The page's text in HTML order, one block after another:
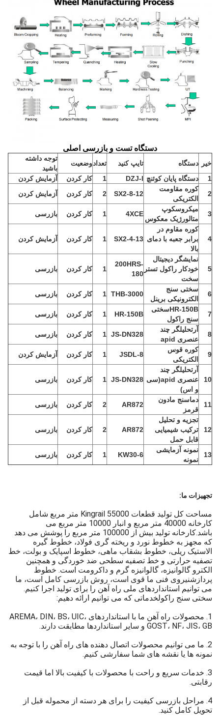
دستگاه تست و بازرسی اصلی
خیر دستگاه تایپ کنید تعدادوضعیت
توجه داشته
باشید
1
دستگاه پایان کوئنچ DZJ-I
1 کار کردن
آزمایش کردن
2
کوره مقاومت
الکتریکی
SX2-8-12
2 کار کردن آزمایش کردن
3
میکروسکوپ
متالورژیک معکوس
4XCE
1 کار کردن بازرسی
4
کوره مقاوم در
برابر جعبه با دمای
بالا
SX2-4-13
1 کار کردن آزمایش کردن
5
نمایشگر دیجیتال
خودکار راکول تستر
سخت
200HRS-
180
1 کار کردن بازرسی
6
سختی سنج
الکترونیکی برینل
THB-3000
1 کار کردن بازرسی
7
HR-150Bسختی
سنج راکول
HR-150B
1 کار کردن بازرسی
8
آر تحلیلگر چند
عنصری apid
JS-DN328
1 کار کردن بازرسی
9
کوره قوس
الکتریکی
JSDL-8
1 کار کردن آزمایش کردن
10
آر تحلیلگر چند
عنصری apid(
سی
و اس)
JS-DN328
1 کار کردن بازرسی
11
دماسنج مادون
قرمز
AR872
2 کار کردن بازرسی
12
تجزیه و تحلیل
ترکیب شیمیایی
قابل حمل
AR872
2 کار کردن بازرسی
13
نمونه آزمایشی
نمونه
KW30-6
1 کار کردن بازرسی
تجهیزات ما:
مساحت کل تولید قطعات Kingrail 55000 متر مربع شامل
کارخانه 40000 متر مربع و انبار 10000 متر مربع می
باشد.کارخانه تولید بیش از 100000 متر مربع را پوشش می دهد
که مجهز به خطوط نورد و ریخته گری فولاد، خطوط گیره
الاستیک ریلی، خطوط بشقاب ماهی، خطوط اسپایک و بولت، خط
تصفیه حرارتی و خط تصفیه سطحی ضد خوردگی و همچنین
الکترو گالوانیزه، گالوانیزه گرم و داکرومت است. خطوط
پردازشنیروی فنی ما قوی است، روش بازرسی کامل است، ما
می توانیم استانداردهای ملی راه آهن را برای تولید اجرا کنیم.
سختی سنج راکولخدماتی که می توانیم ارائه دهیم:
1. محصولات راه آهن ما با استانداردهای AREMA، DIN، BS، UIC،
GOST، NF، JIS، GB و سایر استانداردها مطابقت دارند.
2. ما می توانیم محصولات اتصال دهنده های راه آهن را با توجه به
نمونه ها یا نقشه های شما سفارشی کنیم.
3. خدمات سریع و راحت با محصولات با کیفیت بالا اما قیمت
رقابتی.
4. مراحل بازرسی کیفیت را برای هر دسته از محموله قبل از
تحویل کامل کنید.